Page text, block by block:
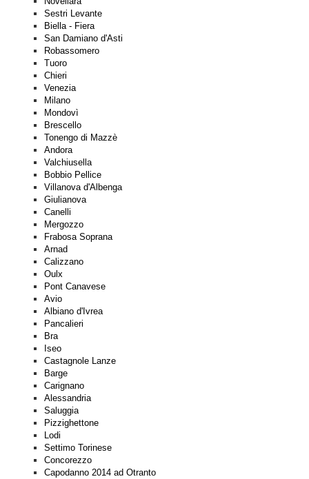
Sestri Levante
Biella - Fiera
San Damiano d'Asti
Robassomero
Tuoro
Chieri
Venezia
Milano
Mondovì
Brescello
Tonengo di Mazzè
Andora
Valchiusella
Bobbio Pellice
Villanova d'Albenga
Giulianova
Canelli
Mergozzo
Frabosa Soprana
Arnad
Calizzano
Oulx
Pont Canavese
Avio
Albiano d'Ivrea
Pancalieri
Bra
Iseo
Castagnole Lanze
Barge
Carignano
Alessandria
Saluggia
Pizzighettone
Lodi
Settimo Torinese
Concorezzo
Capodanno 2014 ad Otranto